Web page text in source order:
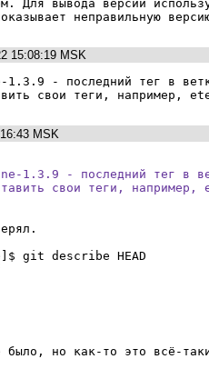
Для вывода версии
неправильную
15:08:19 MSK
- последний тег в
свои теги, например,
MSK
1.3.9 - последний тег в
свои теги,
git describe HEAD
было, но как-то это всё-